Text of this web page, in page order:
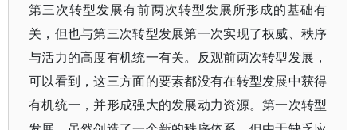
第三次转型发展有前两次转型发展所形成的基础有
关，但也与第三次转型发展第一次实现了权威、秩序
与活力的高度有机统一有关。反观前两次转型发展，
可以看到，这三方面的要素都没有在转型发展中获得
有机统一，并形成强大的发展动力资源。第一次转型